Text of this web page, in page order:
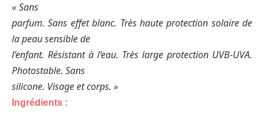
« Sans
parfum. Sans effet blanc. Très haute protection solaire de
la peau sensible de
l’enfant. Résistant à l’eau. Très large protection UVB-UVA.
Photostable. Sans
silicone. Visage et corps. »
Ingrédients :